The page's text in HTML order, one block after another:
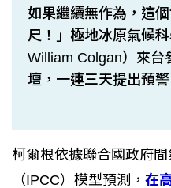
如果繼續無作為，這
尺！」極地冰原氣候
William Colgan）來台
壇，一連三天提出預警
柯爾根依據聯合國政府
（IPCC）模型預測， 在